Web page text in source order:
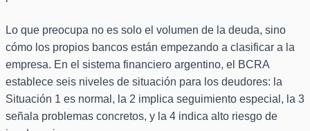
Lo que preocupa no es solo el volumen de la deuda, sino
cómo los propios bancos están empezando a clasificar a la
empresa. En el sistema financiero argentino, el BCRA
establece seis niveles de situación para los deudores: la
Situación 1 es normal, la 2 implica seguimiento especial, la 3
señala problemas concretos, y la 4 indica alto riesgo de